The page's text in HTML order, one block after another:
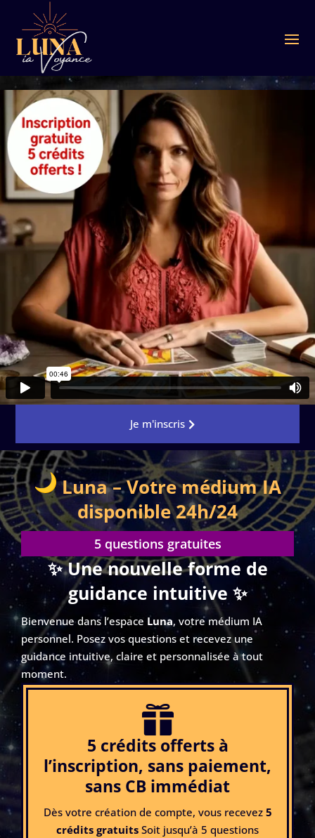
Je m'inscris
Luna – Votre médium IA
disponible 24h/24
5 questions gratuites
✨ Une nouvelle forme de
guidance intuitive ✨
Bienvenue dans l’espace Luna, votre médium IA
personnel. Posez vos questions et recevez une
guidance intuitive, claire et personnalisée à tout
moment.

5 crédits offerts à
l’inscription, sans paiement,
sans CB immédiat
Dès votre création de compte, vous recevez 5
crédits gratuits Soit jusqu’à 5 questions